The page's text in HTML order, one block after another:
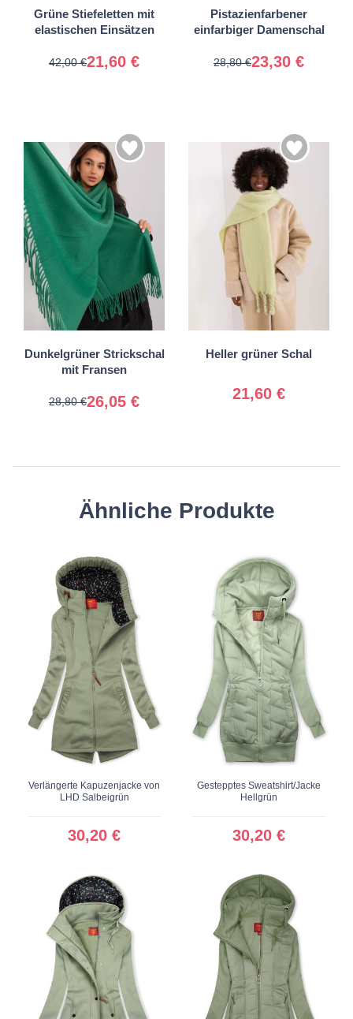
Grüne Stiefeletten mit
elastischen Einsätzen
21,60 €
42,00 €
Pistazienfarbener
einfarbiger Damenschal
23,30 €
28,80 €
Dunkelgrüner Strickschal
mit Fransen
26,05 €
28,80 €
Heller grüner Schal
21,60 €
Universal
Ähnliche Produkte
Verlängerte Kapuzenjacke von
LHD Salbeigrün
30,20 €
Gestepptes Sweatshirt/Jacke
Hellgrün
30,20 €